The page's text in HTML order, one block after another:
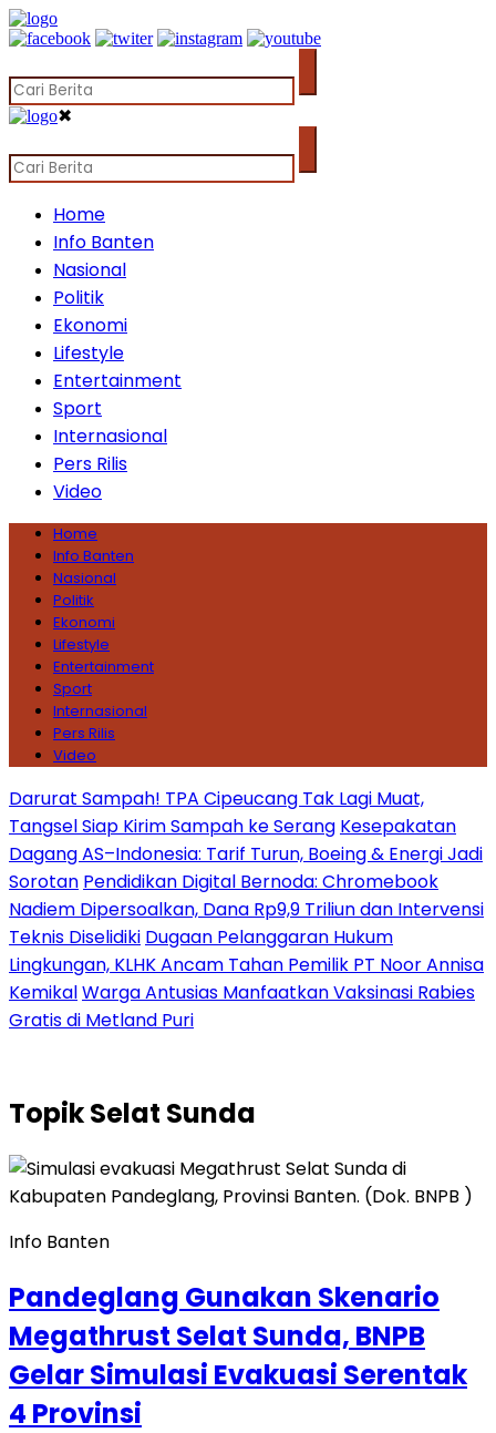
✖
Home
Info Banten
Nasional
Politik
Ekonomi
Lifestyle
Entertainment
Sport
Internasional
Pers Rilis
Video
Home
Info Banten
Nasional
Politik
Ekonomi
Lifestyle
Entertainment
Sport
Internasional
Pers Rilis
Video
Darurat Sampah! TPA Cipeucang Tak Lagi Muat,
Tangsel Siap Kirim Sampah ke Serang Kesepakatan
Dagang AS–Indonesia: Tarif Turun, Boeing & Energi Jadi
Sorotan Pendidikan Digital Bernoda: Chromebook
Nadiem Dipersoalkan, Dana Rp9,9 Triliun dan Intervensi
Teknis Diselidiki Dugaan Pelanggaran Hukum
Lingkungan, KLHK Ancam Tahan Pemilik PT Noor Annisa
KemikalWarga Antusias Manfaatkan Vaksinasi Rabies
Gratis di Metland Puri
TopikSelat Sunda
Info Banten
Pandeglang Gunakan Skenario
Megathrust Selat Sunda, BNPB
Gelar Simulasi Evakuasi Serentak
4 Provinsi